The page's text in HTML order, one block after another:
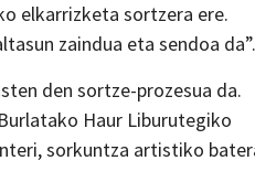
elkarrizketa sortzera ere.
zaindua eta sendoa da”.
den sortze-prozesua da.
Haur Liburutegiko
sorkuntza artistiko